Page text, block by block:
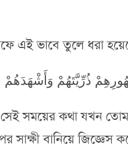
এই ভাবে তুলে ধরা
ذُرِّيَّتَهُمْ وَأَشْهَدَهُمْ
সময়ের কথা যখন
বানিয়ে জিজ্ঞেস